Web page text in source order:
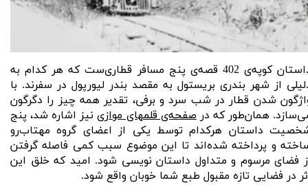
​داستان کوپه‌ی 402 قصه‌ی پنج مسافر قطاری‌ست که هر کدام به
از شهر بندری بریستول به مقصد بندر لیورپول در سفرند. با
شدن قطار در شب سرد و برفی، تقدیر همه چیز را دگرگون
همان‌طور که درصفحه‌ی قلمهای موازینیز اشاره شد، پنج
داستان هرکدام توسط یکی از اعضای گروه مهتاب‌رو
و پرداخته شده‌اند تا این موضوع سبب کمی فاصله گرفتن
فضای مرسوم و متداول داستان نویسی شود. امید که خلق این
در فضایی تازه مقبول طبع شما خوبان واقع شود.